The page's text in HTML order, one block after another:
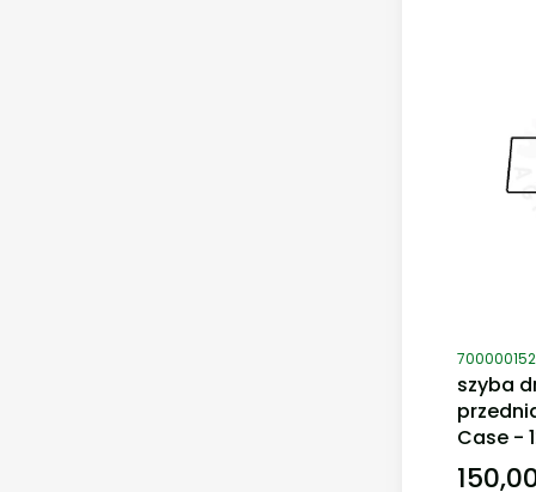
Kod
700000152
szyba
Case -
Cena